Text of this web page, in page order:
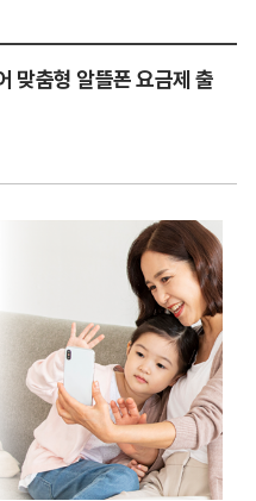
맞춤형 알뜰폰 요금제 출